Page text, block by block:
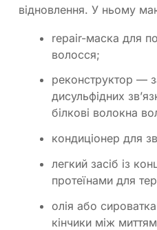
відновлення. У ньому
repair-маска для
волосся;
реконструктор —
дисульфідних
білкові волокна
кондиціонер для
легкий засіб із
протеїнами для
олія або
кінчики між